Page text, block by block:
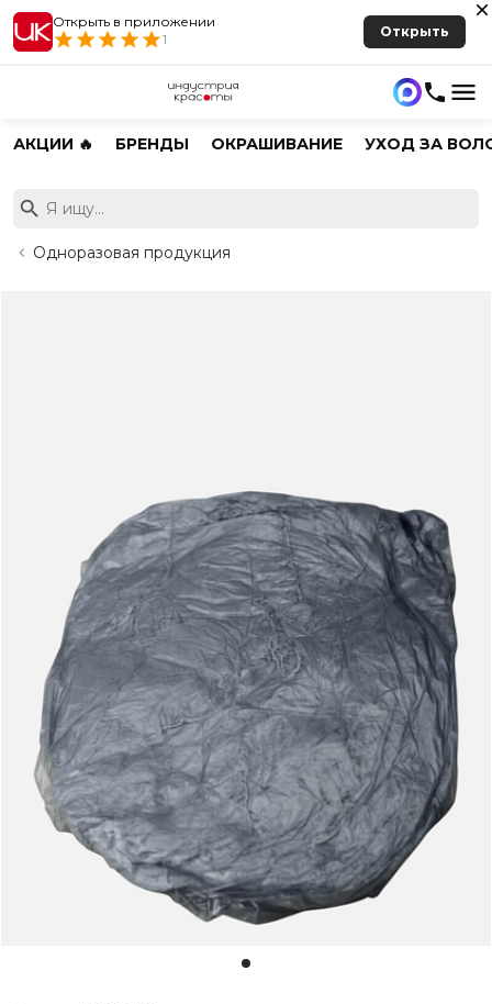
Открыть в приложении
1
Открыть
АКЦИИ 🔥 БРЕНДЫ ОКРАШИВАНИЕ УХОД ЗА
Одноразовая продукция